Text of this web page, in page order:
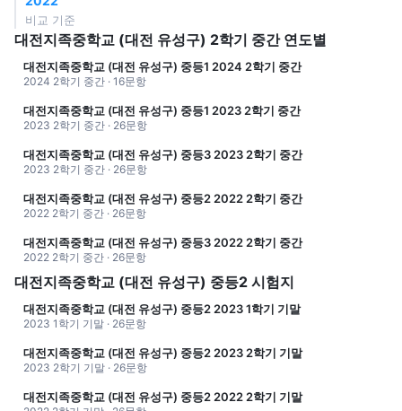
비교 기준
대전지족중학교 (대전 유성구) 2학기 중간 연도별
대전지족중학교 (대전 유성구) 중등1 2024 2학기 중간
2024 2학기 중간 · 16문항
대전지족중학교 (대전 유성구) 중등1 2023 2학기 중간
2023 2학기 중간 · 26문항
대전지족중학교 (대전 유성구) 중등3 2023 2학기 중간
2023 2학기 중간 · 26문항
대전지족중학교 (대전 유성구) 중등2 2022 2학기 중간
2022 2학기 중간 · 26문항
대전지족중학교 (대전 유성구) 중등3 2022 2학기 중간
2022 2학기 중간 · 26문항
대전지족중학교 (대전 유성구) 중등2 시험지
대전지족중학교 (대전 유성구) 중등2 2023 1학기 기말
2023 1학기 기말 · 26문항
대전지족중학교 (대전 유성구) 중등2 2023 2학기 기말
2023 2학기 기말 · 26문항
대전지족중학교 (대전 유성구) 중등2 2022 2학기 기말